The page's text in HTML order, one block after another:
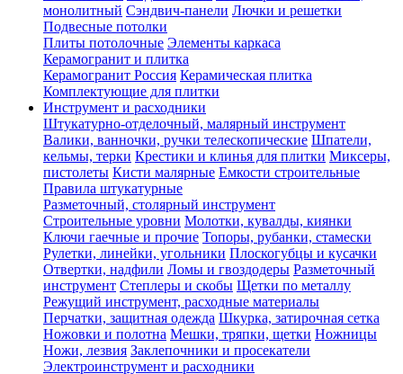
монолитный Сэндвич-панели Лючки и решетки
Подвесные потолки
Плиты потолочные Элементы каркаса
Керамогранит и плитка
Керамогранит Россия Керамическая плитка
Комплектующие для плитки
Инструмент и расходники
Штукатурно-отделочный, малярный инструмент
Валики, ванночки, ручки телескопические Шпатели,
кельмы, терки Крестики и клинья для плитки Миксеры,
пистолеты Кисти малярные Емкости строительные
Правила штукатурные
Разметочный, столярный инструмент
Строительные уровни Молотки, кувалды, киянки
Ключи гаечные и прочие Топоры, рубанки, стамески
Рулетки, линейки, угольники Плоскогубцы и кусачки
Отвертки, надфили Ломы и гвоздодеры Разметочный
инструмент Степлеры и скобы Щетки по металлу
Режущий инструмент, расходные материалы
Перчатки, защитная одежда Шкурка, затирочная сетка
Ножовки и полотна Мешки, тряпки, щетки Ножницы
Ножи, лезвия Заклепочники и просекатели
Электроинструмент и расходники